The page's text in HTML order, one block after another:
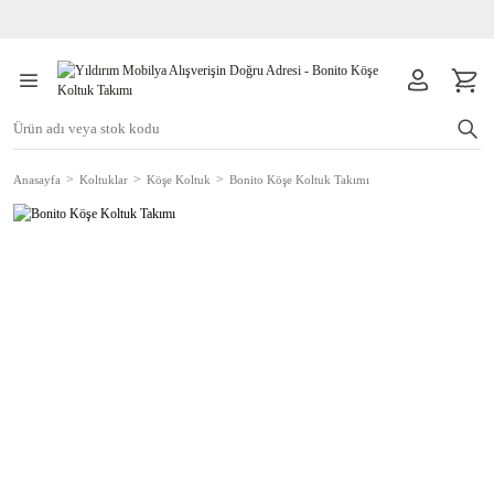
Anasayfa Koltuklar Köşe Koltuk Bonito Köşe Koltuk Takımı